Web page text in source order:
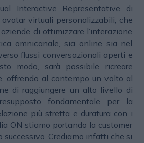
Interactive Representative di
avatar virtuali personalizzabili, che
di ottimizzare l’interazione
omnicanale, sia online sia nel
flussi conversazionali aperti e
modo, sarà possibile ricreare
offrendo al contempo un volto al
di raggiungere un alto livello di
fondamentale per la
più stretta e duratura con i
ON stiamo portando la customer
successivo. Crediamo infatti che si